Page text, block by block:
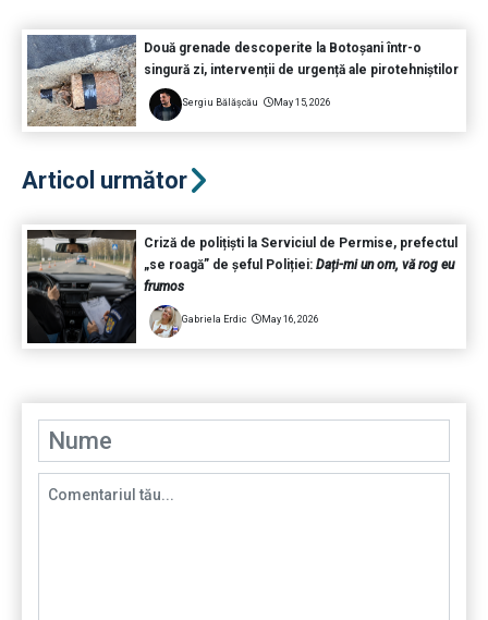
Două grenade descoperite la Botoșani într-o
singură zi, intervenții de urgență ale pirotehniștilor
Sergiu Bălășcău May 15, 2026
Articol următor
Criză de polițiști la Serviciul de Permise, prefectul
„se roagă” de șeful Poliției: Dați-mi un om, vă rog eu
frumos
Gabriela Erdic May 16, 2026